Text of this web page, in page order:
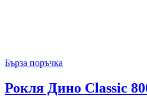
Бърза поръчка
Рокля Дино Classic